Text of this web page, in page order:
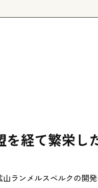
経て繁栄し
ランメルスベルクの開